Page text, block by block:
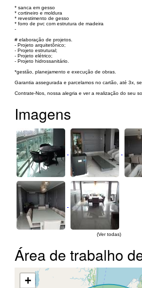
* sanca em gesso
* cortineiro e moldura
* revestimento de gesso
* forro de pvc com estrutura de madeira
-
# elaboração de projetos.
- Projeto arquitetônico;
- Projeto estrutural;
- Projeto elétrico;
- Projeto hidrossanitário.
*gestão, planejamento e execução de obras.
Garantia assegurada e parcelamos no cartão, até 3x,
Contrate-Nos, nossa alegria e ver a realização do seu
Imagens
(Ver todas)
Área de trabalho
+